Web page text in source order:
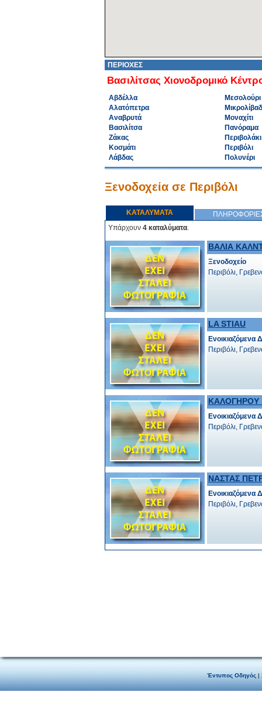
ΠΕΡΙΟΧΕΣ
Βασιλίτσας Χιονοδρομικό
Αβδέλλα
Αλατόπετρα
Αναβρυτά
Βασιλίτσα
Ζάκας
Κοσμάτι
Λάβδας
Μεσολούρι
Μοναχίτι
Πανόραμα
Περιβολάκι
Περιβόλι
Πολυνέρι
Ξενοδοχεία σε Περιβόλι
ΚΑΤΑΛΥΜΑΤΑ
Υπάρχουν 4 καταλύματα.
ΒΑΛΙΑ
Ξενοδοχείο
Περιβόλι,
LA STIAU
Ενοικιαζόμενα
Περιβόλι,
ΚΑΛΟΓΗΡΟΥ
Ενοικιαζόμενα
Περιβόλι,
ΝΑΣΤΑΣ
Ενοικιαζόμενα
Περιβόλι,
Έντυπος Οδηγός|